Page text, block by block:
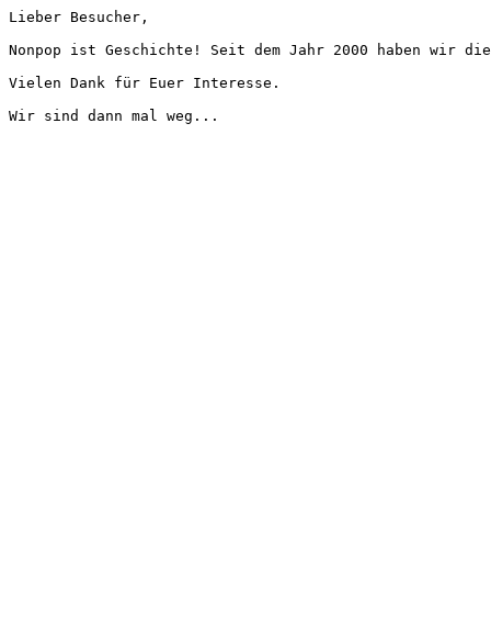
Lieber Besucher,
Nonpop ist Geschichte! Seit dem Jahr 2000 haben wir
Vielen Dank für Euer Interesse.
Wir sind dann mal weg...